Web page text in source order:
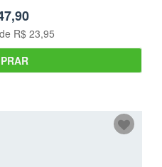
R$ 23,95